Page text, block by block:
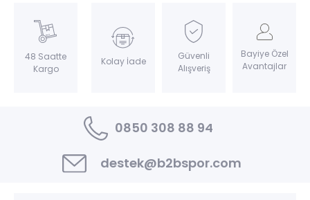
48 Saatte
Kargo
Kolay İade
Güvenli
Alışveriş
Bayiye Özel
Avantajlar
0850 308 88 94
destek@b2bspor.com